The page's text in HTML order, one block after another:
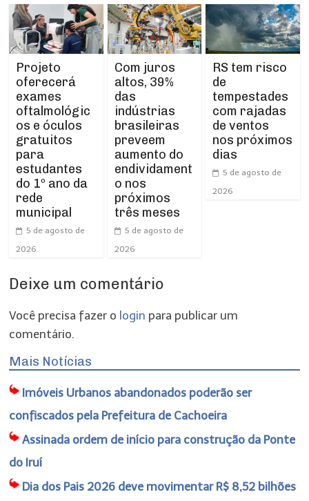
Projeto
oferecerá
exames
oftalmológic
os e óculos
gratuitos
para
estudantes
do 1º ano da
rede
municipal
5 de agosto de
2026
Com juros
altos, 39%
das
indústrias
brasileiras
preveem
aumento do
endividament
o nos
próximos
três meses
5 de agosto de
2026
RS tem risco
de
tempestades
com rajadas
de ventos
nos próximos
dias
5 de agosto de
2026
Deixe um comentário
Você precisa fazer o login para publicar um
comentário.
Mais Notícias
Imóveis Urbanos abandonados poderão ser
confiscados pela Prefeitura de Cachoeira
Assinada ordem de início para construção da Ponte
do Iruí
Dia dos Pais 2026 deve movimentar R$ 8,52 bilhões